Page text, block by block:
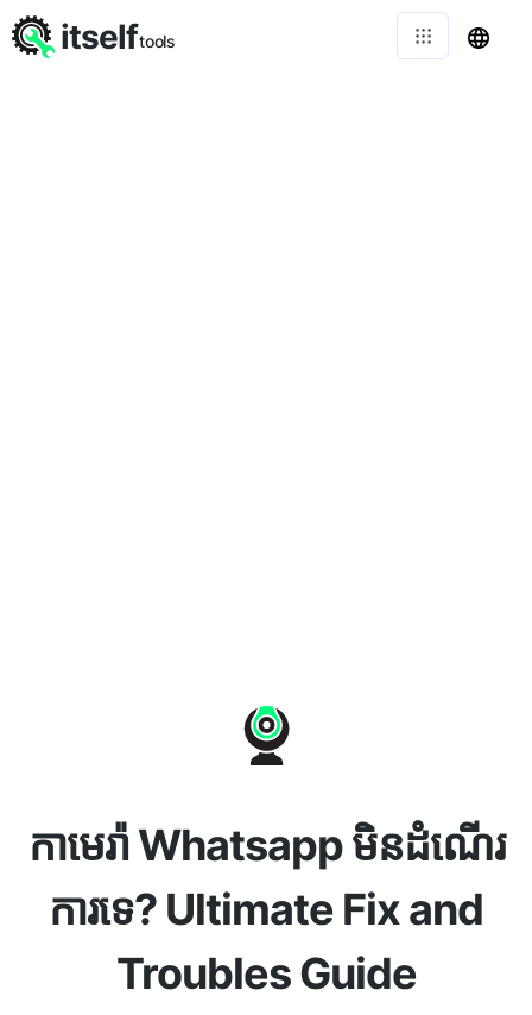
កាមេរ៉ា Whatsapp មិនដំណើរ
ការទេ? Ultimate Fix and
Troubles Guide
itselftools